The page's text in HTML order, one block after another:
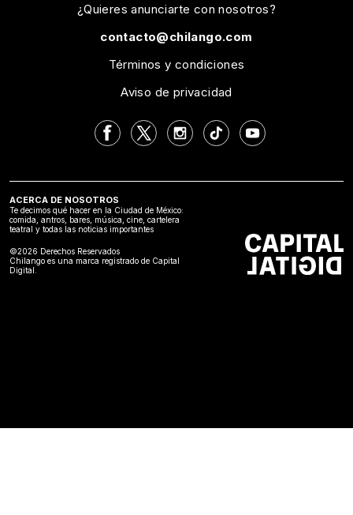
¿Quieres anunciarte con nosotros?
contacto@chilango.com
Términos y condiciones
Aviso de privacidad
ACERCA DE NOSOTROS
Te decimos qué hacer en la Ciudad de México:
comida, antros, bares, música, cine, cartelera
teatral y todas las noticias importantes
©2026 Derechos Reservados
Chilango es una marca registrado de Capital
Digital.